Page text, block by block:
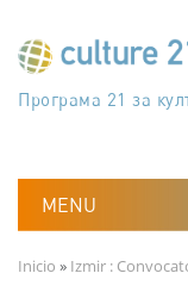
21 للثقافة
Програма 21 за
Agenda 21 de la
Agjenda 21 për
Agenda 21 van
Agenda 21 for
Kulturaren Agenda
Agenda 21 de la
Axenda 21 da
Agenda 21 für
Agenda 21 della
文化のためのアジェ
21 برای فرهنگAgenda 21 dla
Agenda 21 da
Повестка дня 21
Agenda 21 za
Agenda 21 de la
Agenda 21 för
Kültür için Gündem
Порядок денний 21
Ruta de
Inicio Izmir :